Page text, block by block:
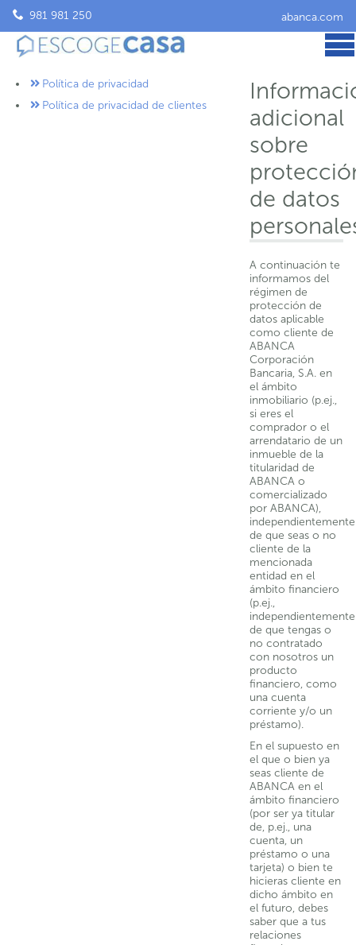
981 981 250 abanca.com
Política de privacidad
Política de privacidad de clientes
adicional
sobre
de datos
A continuación te
informamos del
régimen de
protección de
datos aplicable
como cliente de
ABANCA
Corporación
Bancaria, S.A. en
el ámbito
inmobiliario (p.ej.,
si eres el
comprador o el
arrendatario de un
inmueble de la
titularidad de
ABANCA o
comercializado
por ABANCA),
independientemente
de que seas o no
cliente de la
mencionada
entidad en el
ámbito financiero
(p.ej.,
independientemente
de que tengas o
no contratado
con nosotros un
producto
financiero, como
una cuenta
corriente y/o un
préstamo).
En el supuesto en
el que o bien ya
seas cliente de
ABANCA en el
ámbito financiero
(por ser ya titular
de, p.ej., una
cuenta, un
préstamo o una
tarjeta) o bien te
hicieras cliente en
dicho ámbito en
el futuro, debes
saber que a tus
relaciones